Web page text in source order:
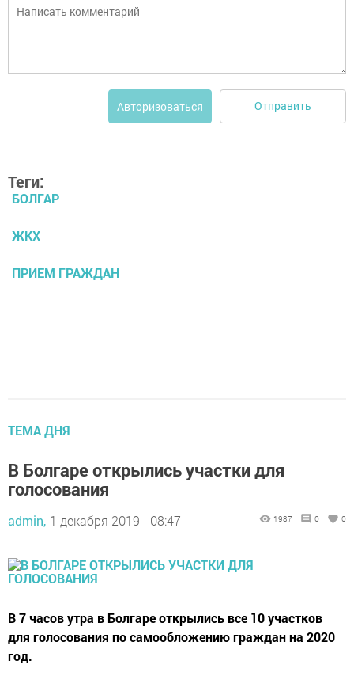
Авторизоваться Отправить
Теги:
БОЛГАР
ЖКХ
ПРИЕМ ГРАЖДАН
ТЕМА ДНЯ
В Болгаре открылись участки для
голосования
admin, 1 декабря 2019 - 08:47 1987 0 0
​​​​​​​В 7 часов утра в Болгаре открылись все 10 участков
для голосования по самообложению граждан на 2020
год.